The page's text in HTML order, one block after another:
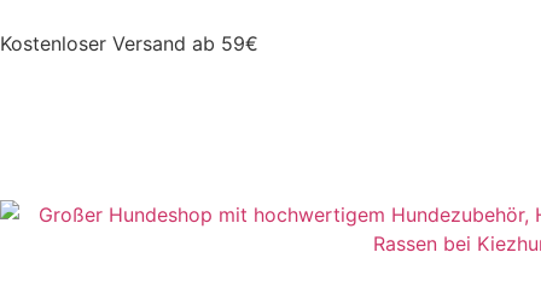
Kostenloser Versand ab 59€